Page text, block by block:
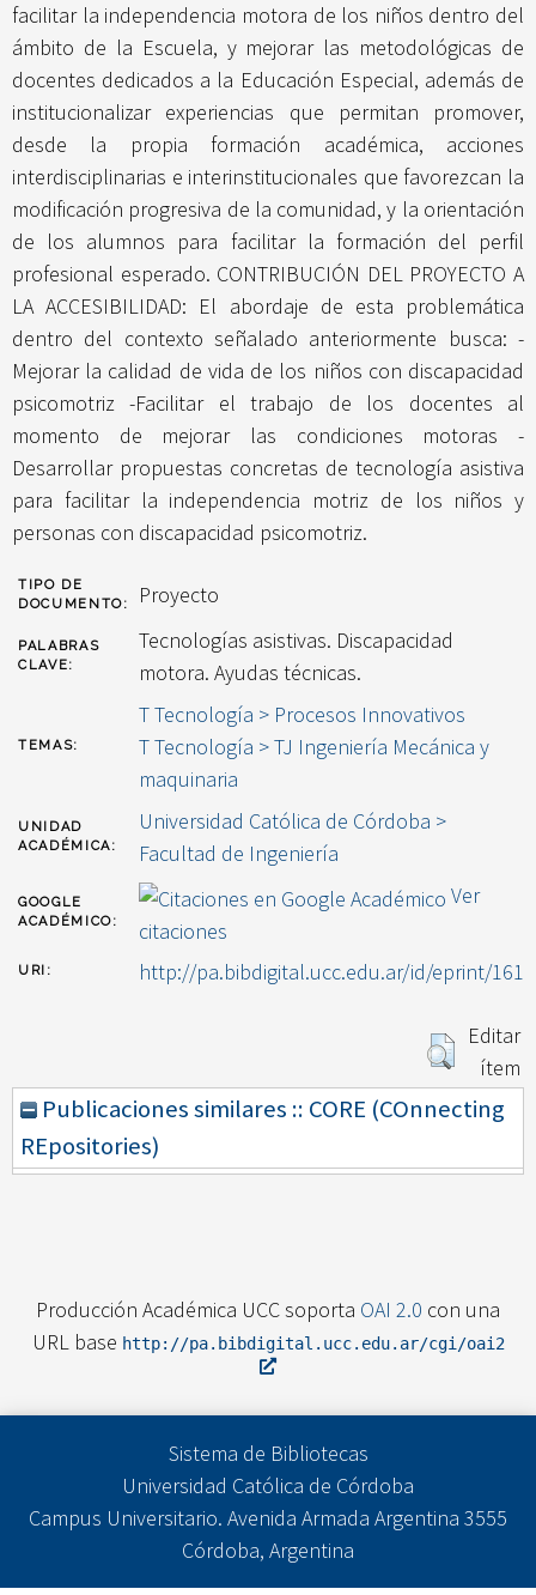
facilitar la independencia motora de los niños dentro del
ámbito de la Escuela, y mejorar las metodológicas de
docentes dedicados a la Educación Especial, además de
institucionalizar experiencias que permitan promover,
desde la propia formación académica, acciones
interdisciplinarias e interinstitucionales que favorezcan la
modificación progresiva de la comunidad, y la orientación
de los alumnos para facilitar la formación del perfil
profesional esperado. CONTRIBUCIÓN DEL PROYECTO A
LA ACCESIBILIDAD: El abordaje de esta problemática
dentro del contexto señalado anteriormente busca: -
Mejorar la calidad de vida de los niños con discapacidad
psicomotriz -Facilitar el trabajo de los docentes al
momento de mejorar las condiciones motoras -
Desarrollar propuestas concretas de tecnología asistiva
para facilitar la independencia motriz de los niños y
personas con discapacidad psicomotriz.
TIPO DE
DOCUMENTO:
Proyecto
PALABRAS
CLAVE:
Tecnologías asistivas. Discapacidad
motora. Ayudas técnicas.
TEMAS:
T Tecnología > Procesos Innovativos
T Tecnología > TJ Ingeniería Mecánica y
maquinaria
UNIDAD
ACADÉMICA:
Universidad Católica de Córdoba >
Facultad de Ingeniería
GOOGLE
ACADÉMICO:
Ver
citaciones
URI: http://pa.bibdigital.ucc.edu.ar/id/eprint/161
Editar
ítem
Publicaciones similares :: CORE (COnnecting
REpositories)
Producción Académica UCC soporta OAI 2.0 con una
URL base http://pa.bibdigital.ucc.edu.ar/cgi/oai2
Sistema de Bibliotecas
Universidad Católica de Córdoba
Campus Universitario. Avenida Armada Argentina 3555
Córdoba, Argentina